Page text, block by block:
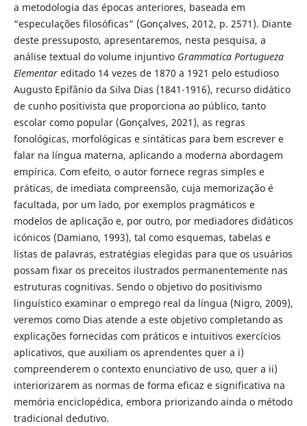
a metodologia das épocas anteriores, baseada em
“especulações filosóficas” (Gonçalves, 2012, p. 2571). Diante
deste pressuposto, apresentaremos, nesta pesquisa, a
análise textual do volume injuntivo Grammatica Portugueza
Elementareditado 14 vezes de 1870 a 1921 pelo estudioso
Augusto Epifânio da Silva Dias (1841-1916), recurso didático
de cunho positivista que proporciona ao público, tanto
escolar como popular (Gonçalves, 2021), as regras
fonológicas, morfológicas e sintáticas para bem escrever e
falar na língua materna, aplicando a moderna abordagem
empírica. Com efeito, o autor fornece regras simples e
práticas, de imediata compreensão, cuja memorização é
facultada, por um lado, por exemplos pragmáticos e
modelos de aplicação e, por outro, por mediadores didáticos
icónicos (Damiano, 1993), tal como esquemas, tabelas e
listas de palavras, estratégias elegidas para que os usuários
possam fixar os preceitos ilustrados permanentemente nas
estruturas cognitivas. Sendo o objetivo do positivismo
linguístico examinar o emprego real da língua (Nigro, 2009),
veremos como Dias atende a este objetivo completando as
explicações fornecidas com práticos e intuitivos exercícios
aplicativos, que auxiliam os aprendentes quer a i)
compreenderem o contexto enunciativo de uso, quer a ii)
interiorizarem as normas de forma eficaz e significativa na
memória enciclopédica, embora priorizando ainda o método
tradicional dedutivo.